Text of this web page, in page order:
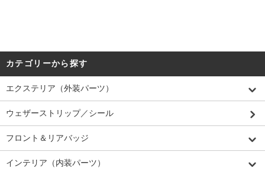
カテゴリーから探す
エクステリア（外装パーツ）
ウェザーストリップ／シール
フロント＆リアバッジ
インテリア（内装パーツ）